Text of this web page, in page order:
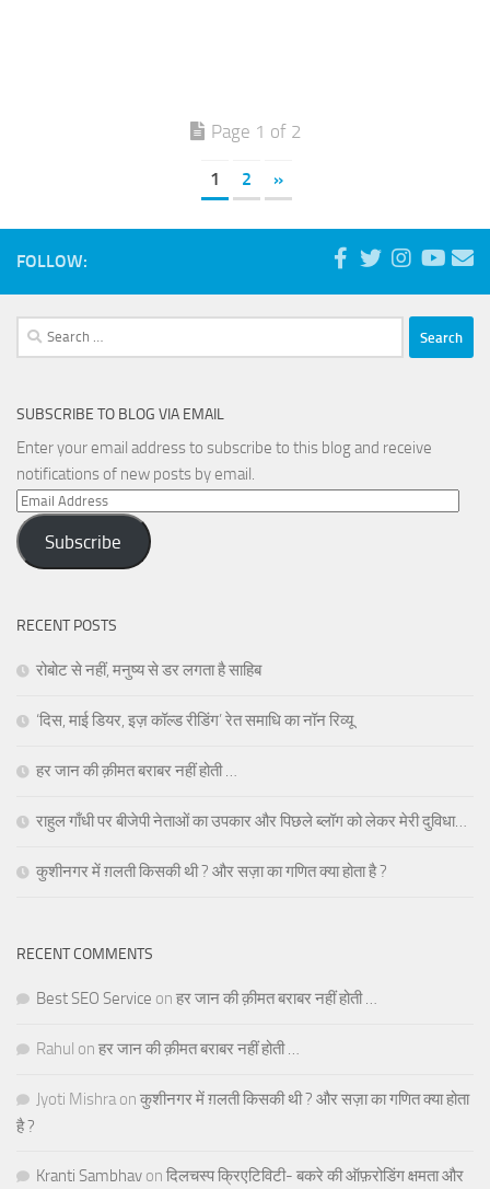
Page 1 of 2
1 2 »
FOLLOW:
Search
for:
SUBSCRIBE TO BLOG VIA EMAIL
Enter your email address to subscribe to this blog and receive
notifications of new posts by email.
Email
Address
Subscribe
RECENT POSTS
रोबोट से नहीं, मनुष्य से डर लगता है साहिब
‘दिस, माई डियर, इज़ कॉल्ड रीडिंग’ रेत समाधि का नॉन रिव्यू
हर जान की क़ीमत बराबर नहीं होती …
राहुल गाँधी पर बीजेपी नेताओं का उपकार और पिछले ब्लॉग को लेकर मेरी दुविधा…
कुशीनगर में ग़लती किसकी थी ? और सज़ा का गणित क्या होता है ?
RECENT COMMENTS
Best SEO Service on हर जान की क़ीमत बराबर नहीं होती …
Rahul on हर जान की क़ीमत बराबर नहीं होती …
Jyoti Mishra on कुशीनगर में ग़लती किसकी थी ? और सज़ा का गणित क्या होता
है ?
Kranti Sambhav on दिलचस्प क्रिएटिविटी- बकरे की ऑफ़रोडिंग क्षमता और